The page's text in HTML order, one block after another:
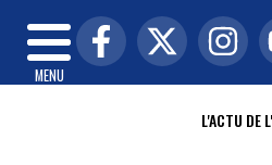
MENU
L'ACTU DE